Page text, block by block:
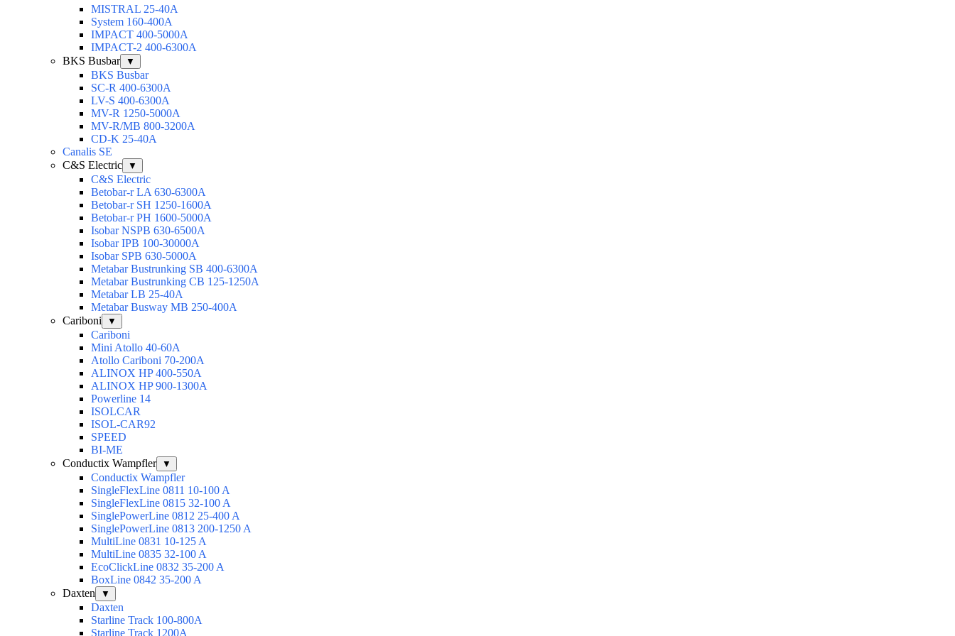
MISTRAL 25-40А
System 160-400А
IMPACT 400-5000А
IMPACT-2 400-6300А
BKS Busbar
▼
BKS Busbar
SC-R 400-6300A
LV-S 400-6300A
MV-R 1250-5000A
MV-R/MB 800-3200A
CD-K 25-40A
Canalis SE
C&S Electric
▼
C&S Electric
Betobar-r LA 630-6300A
Betobar-r SH 1250-1600A
Betobar-r PH 1600-5000A
Isobar NSPB 630-6500A
Isobar IPB 100-30000A
Isobar SPB 630-5000A
Metabar Bustrunking SB 400-6300A
Metabar Bustrunking CB 125-1250A
Metabar LB 25-40A
Metabar Busway MB 250-400A
Cariboni
▼
Cariboni
Mini Atollo 40-60A
Atollo Cariboni 70-200A
ALINOX HP 400-550A
ALINOX HP 900-1300A
Powerline 14
ISOLCAR
ISOL-CAR92
SPEED
BI-ME
Conductix Wampfler
▼
Conductix Wampfler
SingleFlexLine 0811 10-100 A
SingleFlexLine 0815 32-100 A
SinglePowerLine 0812 25-400 A
SinglePowerLine 0813 200-1250 A
MultiLine 0831 10-125 A
MultiLine 0835 32-100 A
EcoClickLine 0832 35-200 A
BoxLine 0842 35-200 A
Daxten
▼
Daxten
Starline Track 100-800А
Starline Track 1200А